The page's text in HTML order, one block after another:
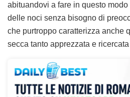
abituandovi a fare in questo
delle noci senza bisogno di
che purtroppo caratterizza anche
secca tanto apprezzata e